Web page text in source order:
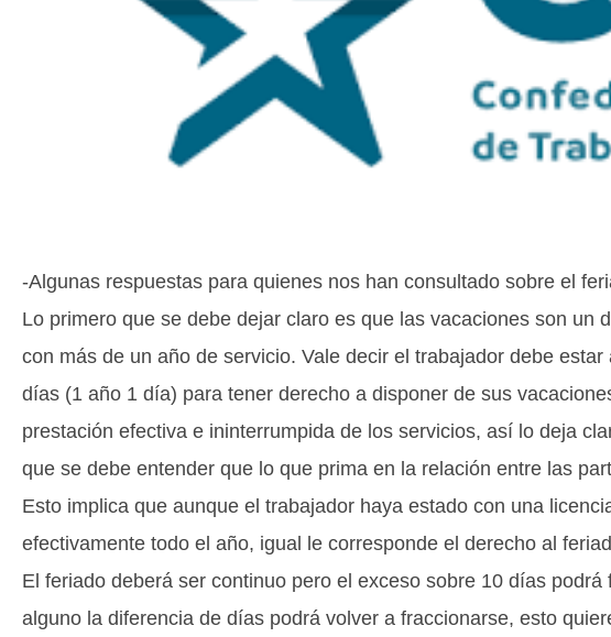
-Algunas respuestas para quienes nos han consultado sobre el
Lo primero que se debe dejar claro es que las vacaciones son un
con más de un año de servicio. Vale decir el trabajador debe
días (1 año 1 día) para tener derecho a disponer de sus
prestación efectiva e ininterrumpida de los servicios, así lo deja
que se debe entender que lo que prima en la relación entre las
Esto implica que aunque el trabajador haya estado con una
efectivamente todo el año, igual le corresponde el derecho al
El feriado deberá ser continuo pero el exceso sobre 10 días
alguno la diferencia de días podrá volver a fraccionarse, esto